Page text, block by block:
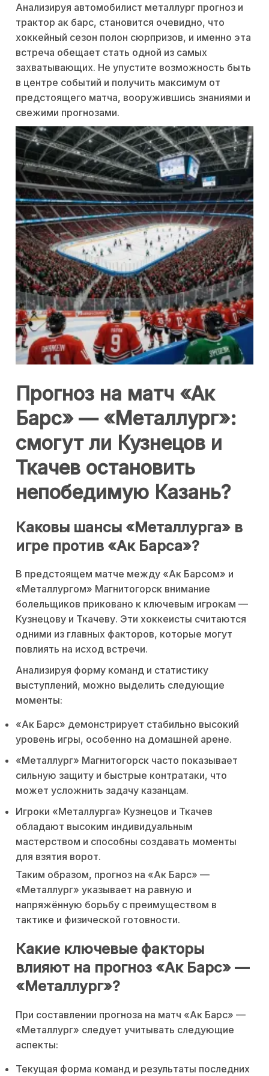
Анализируя автомобилист металлург прогноз и
трактор ак барс, становится очевидно, что
хоккейный сезон полон сюрпризов, и именно эта
встреча обещает стать одной из самых
захватывающих. Не упустите возможность быть
в центре событий и получить максимум от
предстоящего матча, вооружившись знаниями и
свежими прогнозами.
Прогноз на матч «Ак
Барс» — «Металлург»:
смогут ли Кузнецов и
Ткачев остановить
непобедимую Казань?
Каковы шансы «Металлурга» в
игре против «Ак Барса»?
В предстоящем матче между «Ак Барсом» и
«Металлургом» Магнитогорск внимание
болельщиков приковано к ключевым игрокам —
Кузнецову и Ткачеву. Эти хоккеисты считаются
одними из главных факторов, которые могут
повлиять на исход встречи.
Анализируя форму команд и статистику
выступлений, можно выделить следующие
моменты:
«Ак Барс» демонстрирует стабильно высокий
уровень игры, особенно на домашней арене.
«Металлург» Магнитогорск часто показывает
сильную защиту и быстрые контратаки, что
может усложнить задачу казанцам.
Игроки «Металлурга» Кузнецов и Ткачев
обладают высоким индивидуальным
мастерством и способны создавать моменты
для взятия ворот.
Таким образом, прогноз на «Ак Барс» —
«Металлург» указывает на равную и
напряжённую борьбу с преимуществом в
тактике и физической готовности.
Какие ключевые факторы
влияют на прогноз «Ак Барс» —
«Металлург»?
При составлении прогноза на матч «Ак Барс» —
«Металлург» следует учитывать следующие
аспекты:
Текущая форма команд и результаты последних